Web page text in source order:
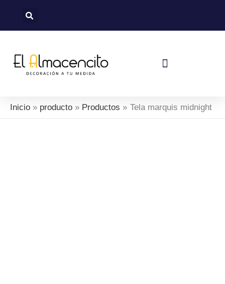
Inicio producto Productos Tela marquis midnight